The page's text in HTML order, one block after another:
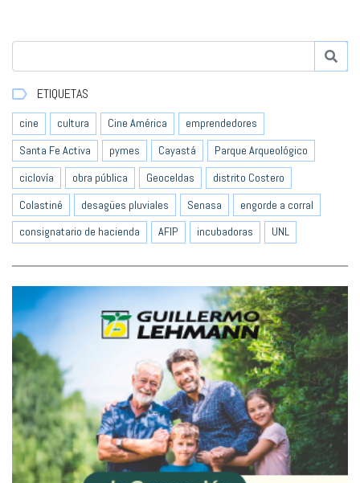
ETIQUETAS
cine cultura Cine América
emprendedores
Santa Fe Activa
pymes Cayastá
Parque Arqueológico
ciclovía
obra pública Geoceldas
distrito Costero
Colastiné
desagües pluviales Senasa
engorde a corral
consignatario de hacienda
AFIP incubadoras UNL